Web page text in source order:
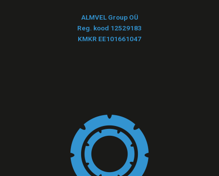
ALMVEL Group OÜ
Reg. kood 12529183
KMKR EE101661047